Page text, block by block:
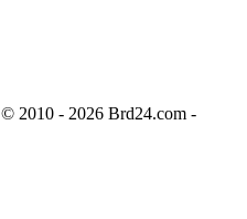
© 2010 - 2026 Brd24.com -